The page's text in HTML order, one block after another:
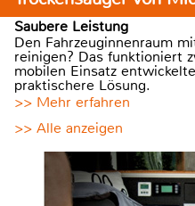
Saubere Leistung
Den Fahrzeuginnenraum
reinigen? Das funktioniert
mobilen Einsatz
praktischere Lösung.
>> Mehr erfahren
>> Alle anzeigen